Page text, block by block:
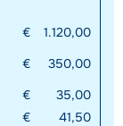
€
1.120,00
€
350,00
€
35,00
€
41,50